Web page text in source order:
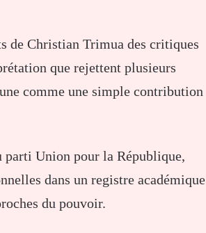
de Christian Trimua des critiques
que rejettent plusieurs
comme une simple contribution
parti Union pour la République,
dans un registre académique
du pouvoir.